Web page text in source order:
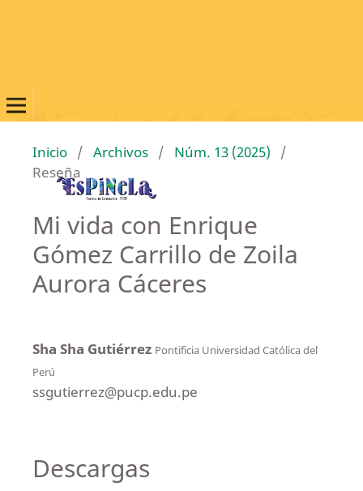
Inicio / Archivos / Núm. 13 (2025)
/
Reseña
Mi vida con Enrique
Gómez Carrillo de Zoila
Aurora Cáceres
Sha Sha Gutiérrez Pontificia Universidad Católica del
Perú
ssgutierrez@pucp.edu.pe
Descargas